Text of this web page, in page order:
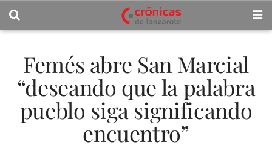
Femés abre San Marcial
“deseando que la palabra
pueblo siga significando
encuentro”